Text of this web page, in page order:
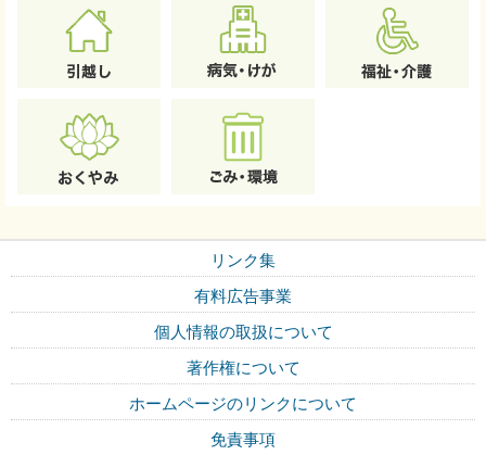
リンク集
有料広告事業
個人情報の取扱について
著作権について
ホームページのリンクについて
免責事項